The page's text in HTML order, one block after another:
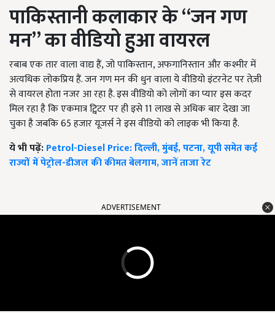
पाकिस्तानी कलाकार के “जन गण
मन” का वीडियो हुआ वायरल
रबाब एक तार वाला वाद्य हैं, जो पाकिस्तान, अफगानिस्तान और कश्मीर में
अत्यधिक लोकप्रिय हैं. जन गण मन की धुन वाला ये वीडियो इंटरनेट पर तेज़ी
से वायरल होता नजर आ रहा है. इस वीडियो को लोगों का प्यार इस कदर
मिल रहा है कि एकमात्र ट्विटर पर ही इसे 11 लाख से अधिक बार देखा जा
चुका है जबकि 65 हजार यूजर्स ने इस वीडियो को लाइक भी किया है.
ये भी पढ़ें:Petrol-Diesel Price: दिल्ली, मुंबई, पटना, यूपी समेत कई
राज्यों में पेट्रोल-डीजल की कीमत बेलगाम, जानें ताजा रेट
ADVERTISEMENT